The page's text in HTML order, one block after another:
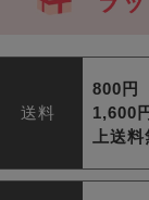
送料
800円
1,600
上送料